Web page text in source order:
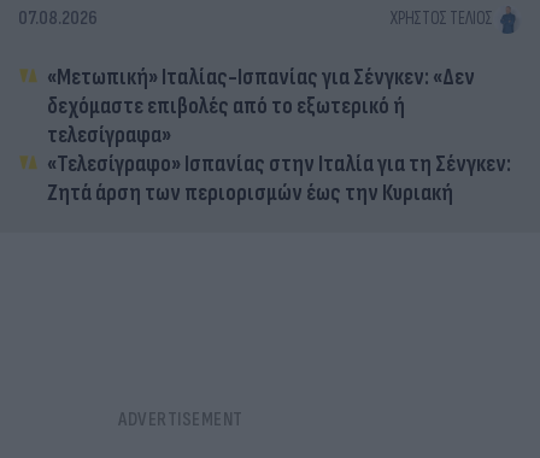
07.08.2026 ΧΡΉΣΤΟΣ ΤΈΛΙΟΣ
«Μετωπική» Ιταλίας-Ισπανίας για Σένγκεν: «Δεν
δεχόμαστε επιβολές από το εξωτερικό ή
τελεσίγραφα»
«Τελεσίγραφο» Ισπανίας στην Ιταλία για τη Σένγκεν:
Ζητά άρση των περιορισμών έως την Κυριακή